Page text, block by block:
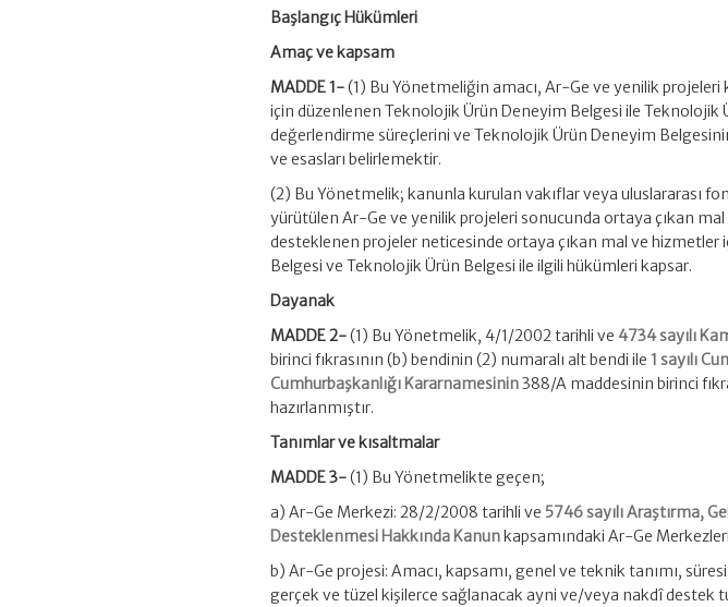
Başlangıç Hükümleri
Amaç ve kapsam
MADDE 1-(1) Bu Yönetmeliğin amacı, Ar-Ge ve yenilik
için düzenlenen Teknolojik Ürün Deneyim Belgesi ile Teknolojik
değerlendirme süreçlerini ve Teknolojik Ürün Deneyim
ve esasları belirlemektir.
(2) Bu Yönetmelik; kanunla kurulan vakıflar veya uluslararası
yürütülen Ar-Ge ve yenilik projeleri sonucunda ortaya çıkan
desteklenen projeler neticesinde ortaya çıkan mal ve
Belgesi ve Teknolojik Ürün Belgesi ile ilgili hükümleri kapsar.
Dayanak
MADDE 2-(1) Bu Yönetmelik, 4/1/2002 tarihli ve 4734 sayılı
birinci fıkrasının (b) bendinin (2) numaralı alt bendi ile 1 sayılı
Cumhurbaşkanlığı Kararnamesinin388/A maddesinin birinci
hazırlanmıştır.
Tanımlar ve kısaltmalar
MADDE 3-(1) Bu Yönetmelikte geçen;
a) Ar-Ge Merkezi: 28/2/2008 tarihli ve 5746 sayılı Araştırma,
Desteklenmesi Hakkında Kanun kapsamındaki Ar-Ge
b) Ar-Ge projesi: Amacı, kapsamı, genel ve teknik tanımı,
gerçek ve tüzel kişilerce sağlanacak ayni ve/veya nakdî destek